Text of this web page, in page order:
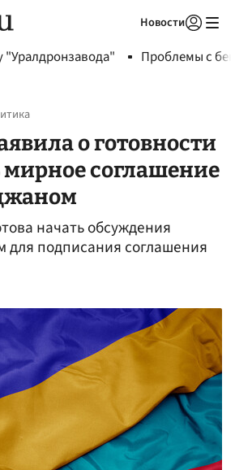
Новости
"Уралдронзавода" Проблемы с
о готовности
соглашение
начать обсуждения
для подписания соглашения